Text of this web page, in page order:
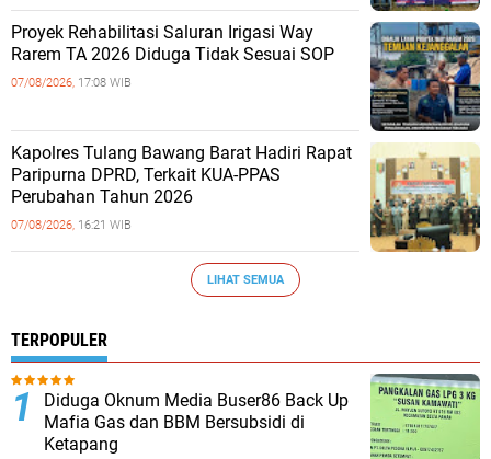
Proyek Rehabilitasi Saluran Irigasi Way
Rarem TA 2026 Diduga Tidak Sesuai SOP
07/08/2026, 17:08 WIB
Kapolres Tulang Bawang Barat Hadiri Rapat
Paripurna DPRD, Terkait KUA-PPAS
Perubahan Tahun 2026
07/08/2026, 16:21 WIB
LIHAT SEMUA
TERPOPULER
Diduga Oknum Media Buser86 Back Up
Mafia Gas dan BBM Bersubsidi di
Ketapang